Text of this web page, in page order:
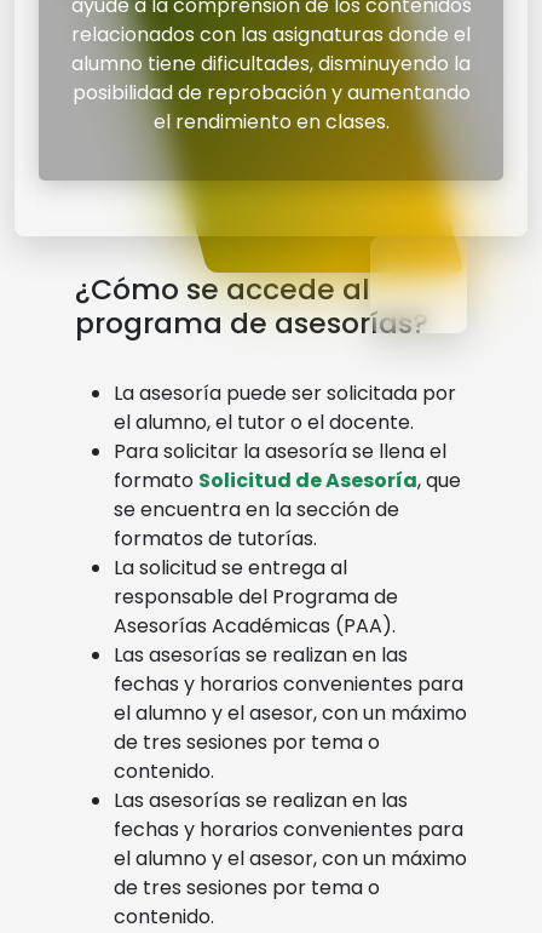
ayude a la comprensión de los contenidos
relacionados con las asignaturas donde el
alumno tiene dificultades, disminuyendo la
posibilidad de reprobación y aumentando
el rendimiento en clases.
¿Cómo se accede al
programa de asesorías?
La asesoría puede ser solicitada por
el alumno, el tutor o el docente.
Para solicitar la asesoría se llena el
formato Solicitud de Asesoría, que
se encuentra en la sección de
formatos de tutorías.
La solicitud se entrega al
responsable del Programa de
Asesorías Académicas (PAA).
Las asesorías se realizan en las
fechas y horarios convenientes para
el alumno y el asesor, con un máximo
de tres sesiones por tema o
contenido.
Las asesorías se realizan en las
fechas y horarios convenientes para
el alumno y el asesor, con un máximo
de tres sesiones por tema o
contenido.